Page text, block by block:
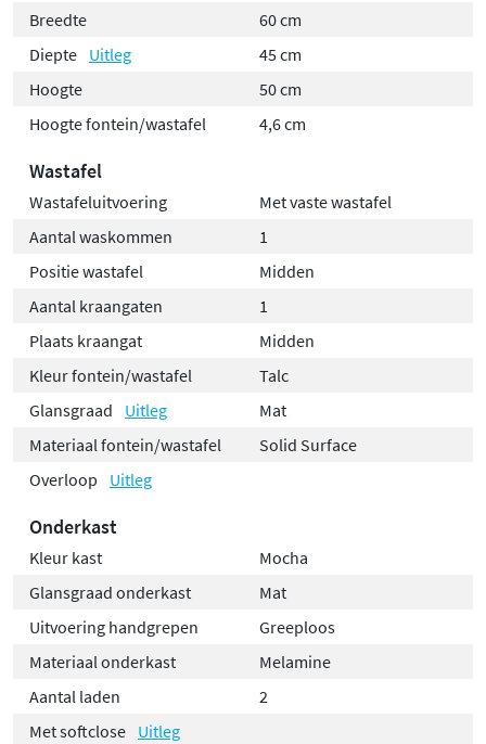
Breedte
60 cm
Diepte Uitleg
45 cm
Hoogte
50 cm
Hoogte fontein/wastafel
4,6 cm
Wastafel
Wastafeluitvoering
Met vaste wastafel
Aantal waskommen
1
Positie wastafel
Midden
Aantal kraangaten
1
Plaats kraangat
Midden
Kleur fontein/wastafel
Talc
Glansgraad
Uitleg
Mat
Materiaal fontein/wastafel
Solid Surface
Overloop
Uitleg
Onderkast
Kleur kast
Mocha
Glansgraad onderkast
Mat
Uitvoering handgrepen
Greeploos
Materiaal onderkast
Melamine
Aantal laden
2
Met softclose Uitleg